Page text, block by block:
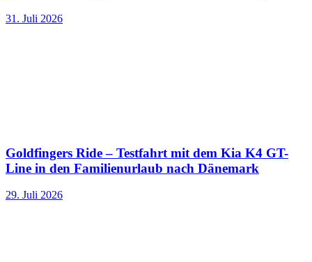
31. Juli 2026
Goldfingers Ride – Testfahrt mit dem Kia K4 GT-
Line in den Familienurlaub nach Dänemark
29. Juli 2026